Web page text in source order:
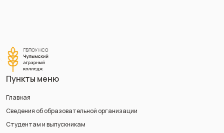
Пункты меню
Главная
Сведения об образовательной организации
Студентам и выпускникам